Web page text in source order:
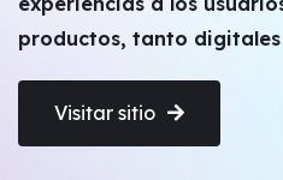
productos, tanto
Visitar sitio